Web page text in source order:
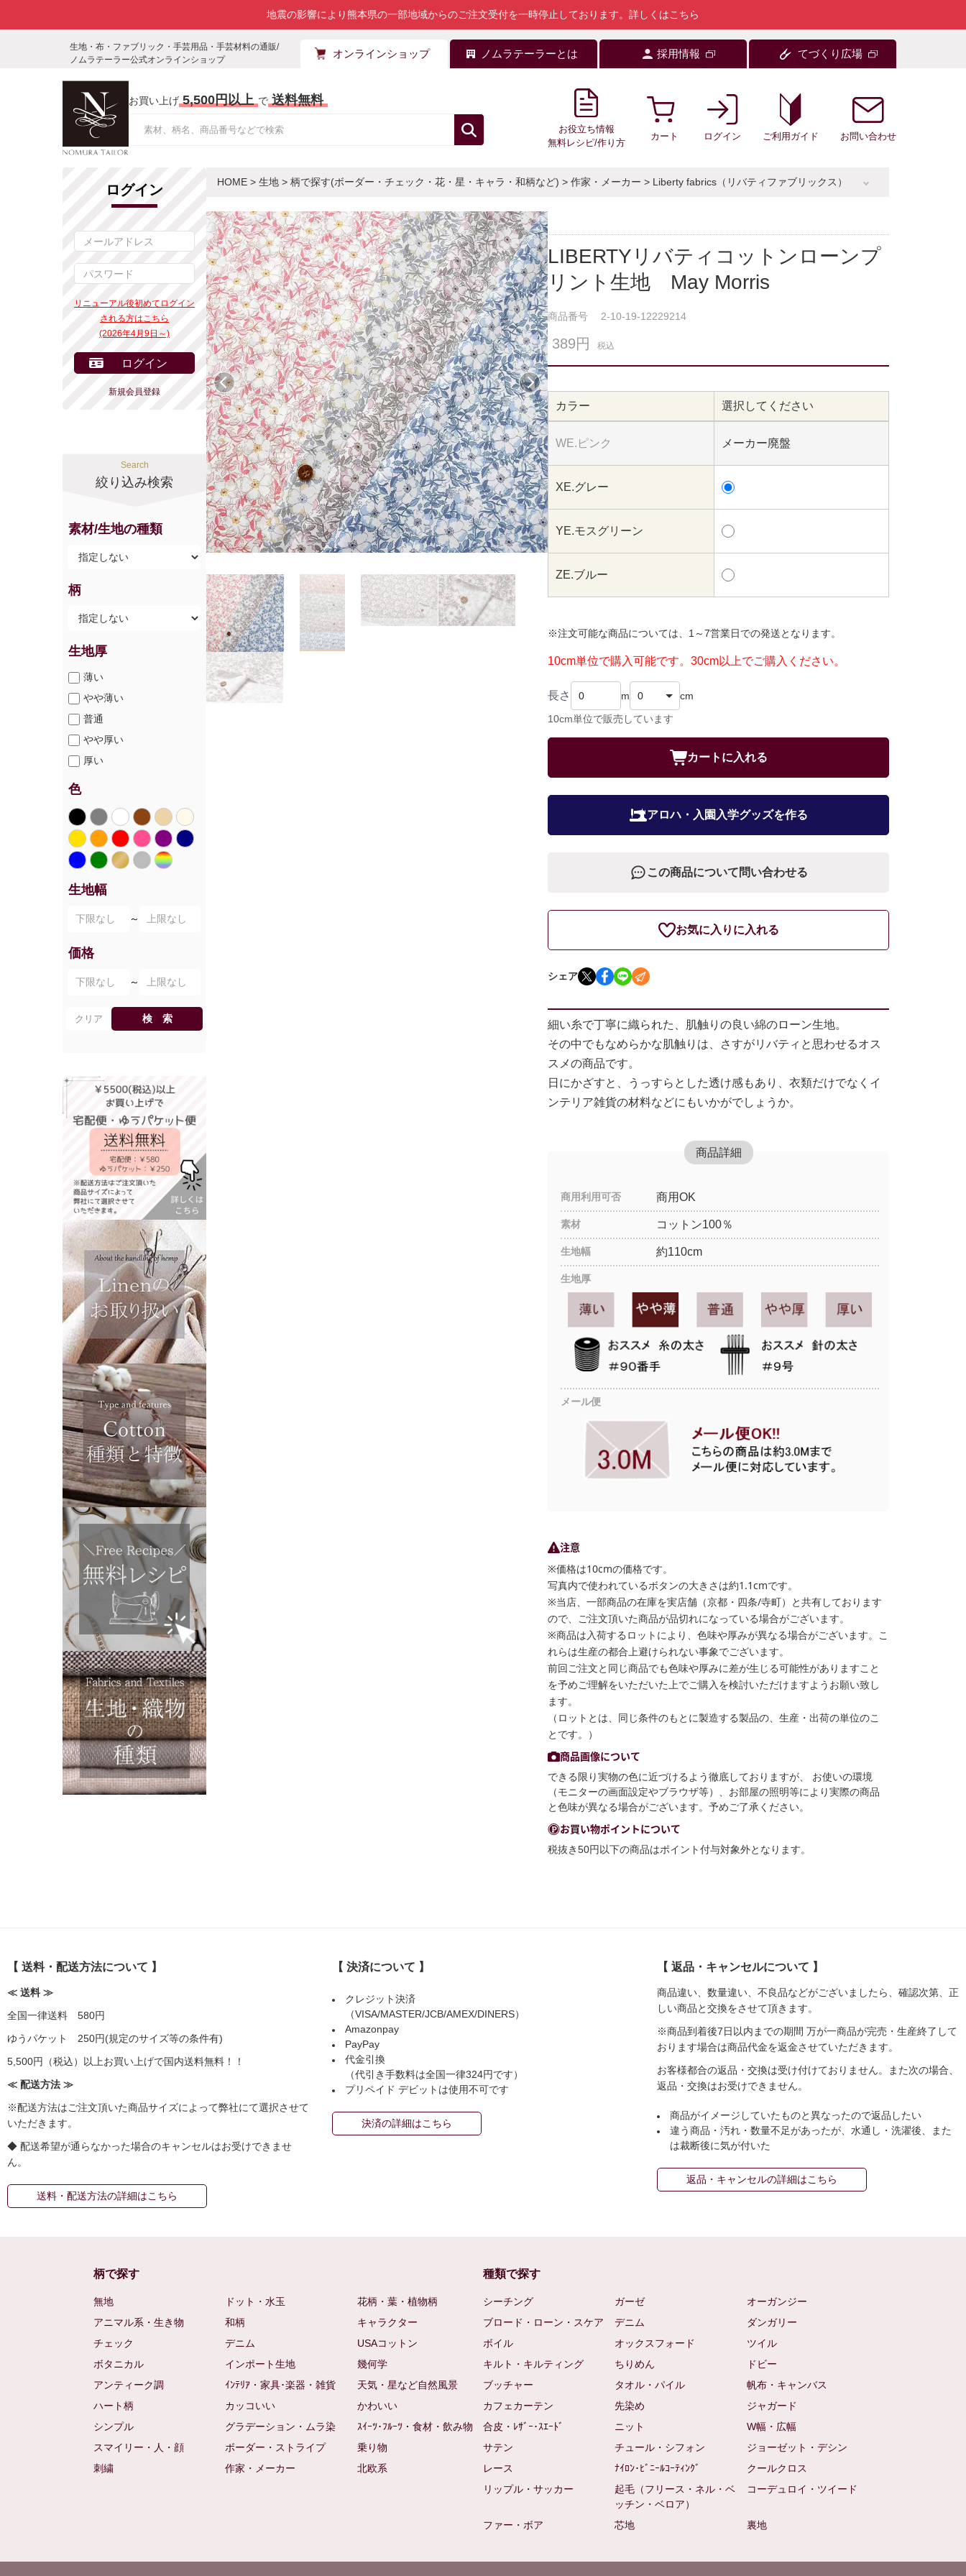
地震の影響により熊本県の一部地域からのご注文受付を一時停止しております。 詳しくはこちら
生地・布・ファブリック・手芸用品・手芸材料の通販/
ノムラテーラー公式オンラインショップ
オンラインショップ ノムラテーラーとは 採用情報 てづくり広場
お買い上げ 5,500円以上 で 送料無料
お役立ち情報
無料レシピ/作り方
カート ログイン ご利用ガイド お問い合わせ
ログイン
リニューアル後初めてログイン
される方はこちら
(2026年4月9日～)
ログイン
新規会員登録
Search
絞り込み検索
素材/生地の種類
柄
生地厚
薄い
やや薄い
普通
やや厚い
厚い
色
生地幅
～
価格
～
クリア 検 索
HOME > 生地 > 柄で探す(ボーダー・チェック・花・星・キャラ・和柄など) > 作家・メーカー > Liberty fabrics（リバティファブリックス）
前へ 次へ
LIBERTYリバティコットンローンプ
リント生地 May Morris
商品番号 2-10-19-12229214
389円 税込
カラー 選択してください
WE.ピンク メーカー廃盤
XE.グレー
YE.モスグリーン
ZE.ブルー
※注文可能な商品については、1～7営業日での発送となります。
10cm単位で購入可能です。30cm以上でご購入ください。
長さ m cm
10cm単位で販売しています
カートに入れる
アロハ・入園入学グッズを作る
この商品について問い合わせる
お気に入りに入れる
シェア
細い糸で丁寧に織られた、肌触りの良い綿のローン生地。
その中でもなめらかな肌触りは、さすがリバティと思わせるオス
スメの商品です。
日にかざすと、うっすらとした透け感もあり、衣類だけでなくイ
ンテリア雑貨の材料などにもいかがでしょうか。
商品詳細
商用利用可否 商用OK
素材 コットン100％
生地幅 約110cm
生地厚
メール便
注意
※価格は10cmの価格です。
写真内で使われているボタンの大きさは約1.1cmです。
※当店、一部商品の在庫を実店舗（京都・四条/寺町）と共有しております
ので、ご注文頂いた商品が品切れになっている場合がございます。
※商品は入荷するロットにより、色味や厚みが異なる場合がございます。こ
れらは生産の都合上避けられない事象でございます。
前回ご注文と同じ商品でも色味や厚みに差が生じる可能性がありますこと
を予めご理解をいただいた上でご購入を検討いただけますようお願い致し
ます。
（ロットとは、同じ条件のもとに製造する製品の、生産・出荷の単位のこ
とです。）
商品画像について
できる限り実物の色に近づけるよう徹底しておりますが、 お使いの環境
（モニターの画面設定やブラウザ等）、お部屋の照明等により実際の商品
と色味が異なる場合がございます。予めご了承ください。
お買い物ポイントについて
税抜き50円以下の商品はポイント付与対象外となります。
【 送料・配送方法について 】
≪ 送料 ≫
全国一律送料 580円
ゆうパケット 250円(規定のサイズ等の条件有)
5,500円（税込）以上お買い上げで国内送料無料！！
≪ 配送方法 ≫
※配送方法はご注文頂いた商品サイズによって弊社にて選択させて
いただきます。
◆ 配送希望が通らなかった場合のキャンセルはお受けできませ
ん。
送料・配送方法の詳細はこちら
【 決済について 】
クレジット決済
（VISA/MASTER/JCB/AMEX/DINERS）
Amazonpay
PayPay
代金引換
（代引き手数料は全国一律324円です）
プリペイド デビットは使用不可です
決済の詳細はこちら
【 返品・キャンセルについて 】
商品違い、数量違い、不良品などがございましたら、確認次第、正
しい商品と交換をさせて頂きます。
※商品到着後7日以内までの期間 万が一商品が完売・生産終了して
おります場合は商品代金を返金させていただきます。
お客様都合の返品・交換は受け付けておりません。また次の場合、
返品・交換はお受けできません。
商品がイメージしていたものと異なったので返品したい
違う商品・汚れ・数量不足があったが、水通し・洗濯後、また
は裁断後に気が付いた
返品・キャンセルの詳細はこちら
柄で探す
無地 ドット・水玉
花柄・葉・植物柄
アニマル系・生き物
和柄
キャラクター
チェック
デニム
USAコットン
ボタニカル
インポート生地
幾何学
アンティーク調
ｲﾝﾃﾘｱ・家具･楽器・雑貨
天気・星など自然風景
ハート柄
カッコいい
かわいい
シンプル
グラデーション・ムラ染
ｽｲｰﾂ･ﾌﾙｰﾂ・食材・飲み物
スマイリー・人・顔
ボーダー・ストライプ
乗り物
刺繍
作家・メーカー 北欧系
種類で探す
シーチング ガーゼ
オーガンジー
ブロード・ローン・スケア
デニム
ダンガリー
ボイル
オックスフォード
ツイル
キルト・キルティング
ちりめん
ドビー
ブッチャー
タオル・パイル
帆布・キャンバス
カフェカーテン
先染め
ジャガード
合皮・ﾚｻﾞｰ･ｽｴｰﾄﾞ
ニット
W幅・広幅
サテン
チュール・シフォン
ジョーゼット・デシン
レース
ﾅｲﾛﾝ･ﾋﾞﾆｰﾙｺｰﾃｨﾝｸﾞ
クールクロス
リップル・サッカー
起毛（フリース・ネル・ベ
ッチン・ベロア）
コーデュロイ・ツイード
ファー・ボア 芯地 裏地